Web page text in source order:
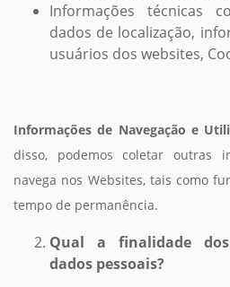
Informações técnicas
dados de localização,
usuários dos websites,
Informações de Navegação e
disso, podemos coletar outras
navega nos Websites, tais como
tempo de permanência.
Qual a finalidade
dados pessoais?